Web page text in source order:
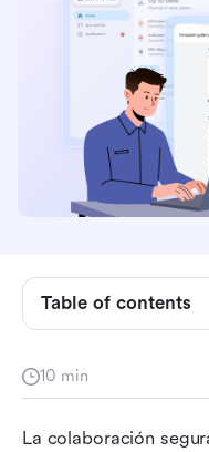
10 min
La colaboración
Table of contents
Cómo compartir
Docs
Google Docs